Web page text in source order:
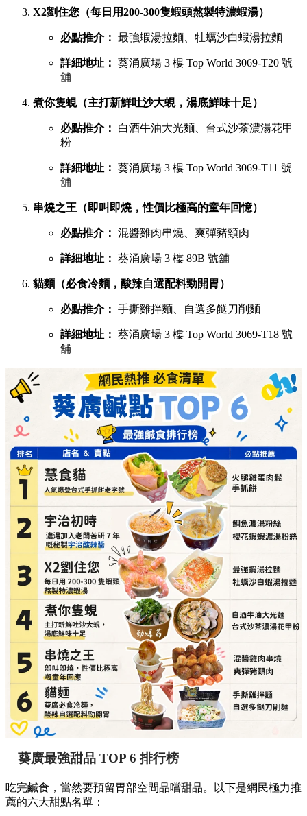
X2劉住您（每日用200-300隻蝦頭熬製特濃蝦湯）
必點推介： 最強蝦湯拉麵、牡蠣沙白蝦湯拉麵
詳細地址： 葵涌廣場 3 樓 Top World 3069-T20 號
舖
煮你隻蜆（主打新鮮吐沙大蜆，湯底鮮味十足）
必點推介：
白酒牛油大光麵、台式沙茶濃湯花甲
粉
詳細地址： 葵涌廣場 3 樓 Top World 3069-T11 號
舖
串燒之王（即叫即燒，性價比極高的童年回憶）
必點推介： 混醬雞肉串燒、爽彈豬頸肉
詳細地址： 葵涌廣場 3 樓 89B 號舖
貓麵（必食冷麵，酸辣自選配料勁開胃）
必點推介： 手撕雞拌麵、自選多餸刀削麵
詳細地址： 葵涌廣場 3 樓 Top World 3069-T18 號
舖
葵廣最強甜品 TOP 6 排行榜
吃完鹹食，當然要預留胃部空間品嚐甜品。以下是網民極力推
薦的六大甜點名單：